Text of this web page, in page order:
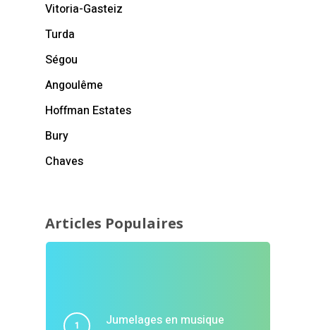
Vitoria-Gasteiz
Turda
Ségou
Angoulême
Hoffman Estates
Bury
Chaves
Articles Populaires
Jumelages en musique